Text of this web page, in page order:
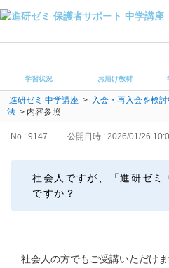
学習・進路相談
よくある質問・手続き
受講ルール
保護者サポート中学講座 ト
登録情報の変更・各種お手続
会員ページへログイン
よくある質問・お問い合わせ
学習状況 お届け教材
進研ゼミ 中学講座 > 入会・再入会を検
法 > 内容参照
No : 9147 公開日時 : 2026/01/26
社会人ですが、「進研ゼミ
ですか？
社会人の方でもご受講いただけま